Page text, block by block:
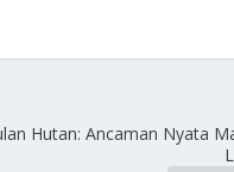
Hutan: Ancaman Nyata